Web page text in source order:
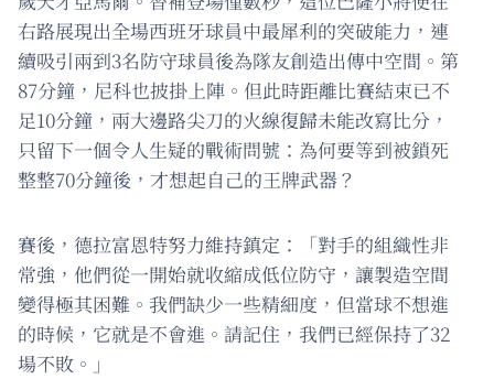
右路展現出全場西班牙球員中最犀利的突破能力，連
續吸引兩到3名防守球員後為隊友創造出傳中空間。第
87分鐘，尼科也披掛上陣。但此時距離比賽結束已不
足10分鐘，兩大邊路尖刀的火線復歸未能改寫比分，
只留下一個令人生疑的戰術問號：為何要等到被鎖死
整整70分鐘後，才想起自己的王牌武器？
賽後，德拉富恩特努力維持鎮定：「對手的組織性非
常強，他們從一開始就收縮成低位防守，讓製造空間
變得極其困難。我們缺少一些精細度，但當球不想進
的時候，它就是不會進。請記住，我們已經保持了32
場不敗。」